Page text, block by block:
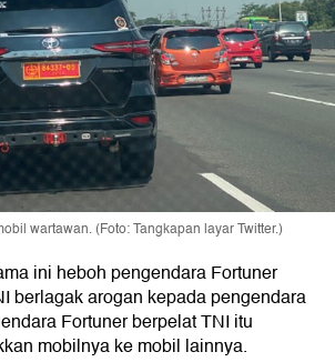
wartawan. (Foto: Tangkapan layar Twitter.)
ini heboh pengendara Fortuner
berlagak arogan kepada pengendara
Fortuner berpelat TNI itu
mobilnya ke mobil lainnya.